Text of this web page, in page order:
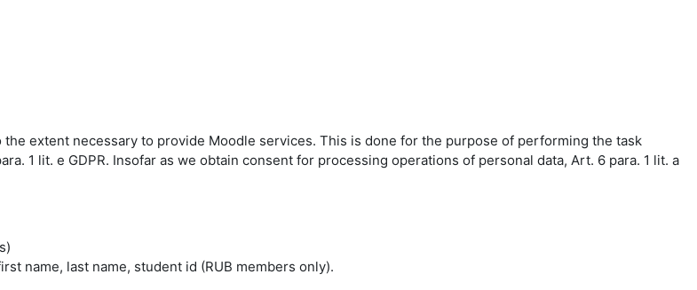
extent necessary to provide Moodle services. This is done for the purpose of performing the task
1 lit. e GDPR. Insofar as we obtain consent for processing operations of personal data, Art. 6 para. 1 lit. a
name, last name, student id (RUB members only).